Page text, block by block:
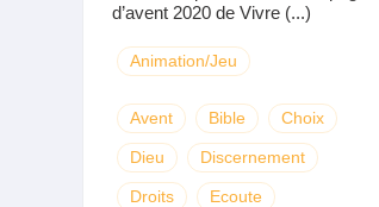
d’avent 2020 de Vivre (...)
Animation/Jeu
Avent Bible Choix
Dieu Discernement
Droits Ecoute